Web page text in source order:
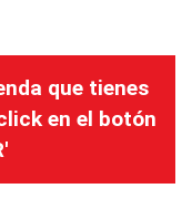
que tienes
en el botón